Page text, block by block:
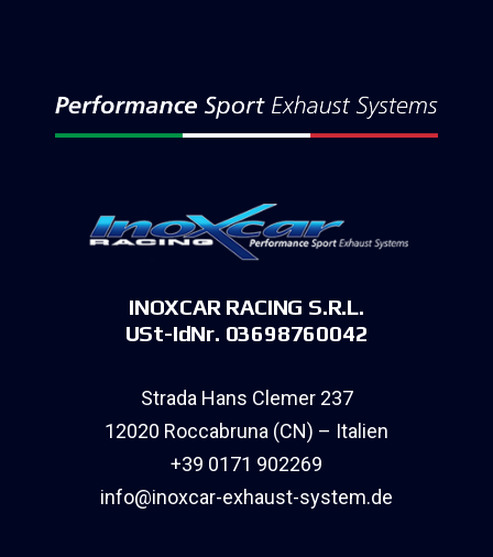
INOXCAR RACING S.R.L.
USt-IdNr. 03698760042
Strada Hans Clemer 237
12020 Roccabruna (CN) – Italien
+39 0171 902269
info@inoxcar-exhaust-system.de